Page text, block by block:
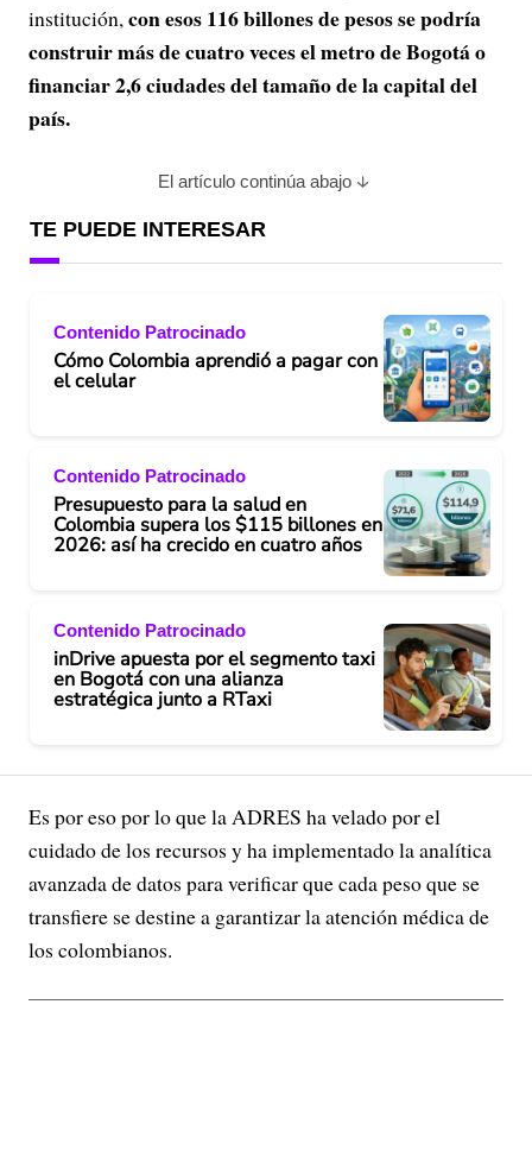
institución, con esos 116 billones de pesos se podría
construir más de cuatro veces el metro de Bogotá o
financiar 2,6 ciudades del tamaño de la capital del
país.
El artículo continúa abajo
TE PUEDE INTERESAR
Contenido Patrocinado
Cómo Colombia aprendió a pagar con
el celular
Contenido Patrocinado
Presupuesto para la salud en
Colombia supera los $115 billones en
2026: así ha crecido en cuatro años
Contenido Patrocinado
inDrive apuesta por el segmento taxi
en Bogotá con una alianza
estratégica junto a RTaxi
Es por eso por lo que la ADRES ha velado por el
cuidado de los recursos y ha implementado la analítica
avanzada de datos para verificar que cada peso que se
transfiere se destine a garantizar la atención médica de
los colombianos.